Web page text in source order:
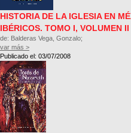
HISTORIA DE LA IGLESIA EN
IBÉRICOS. TOMO I, VOLUMEN II
de: Balderas Vega, Gonzalo;
var más >
Publicado el: 03/07/2008